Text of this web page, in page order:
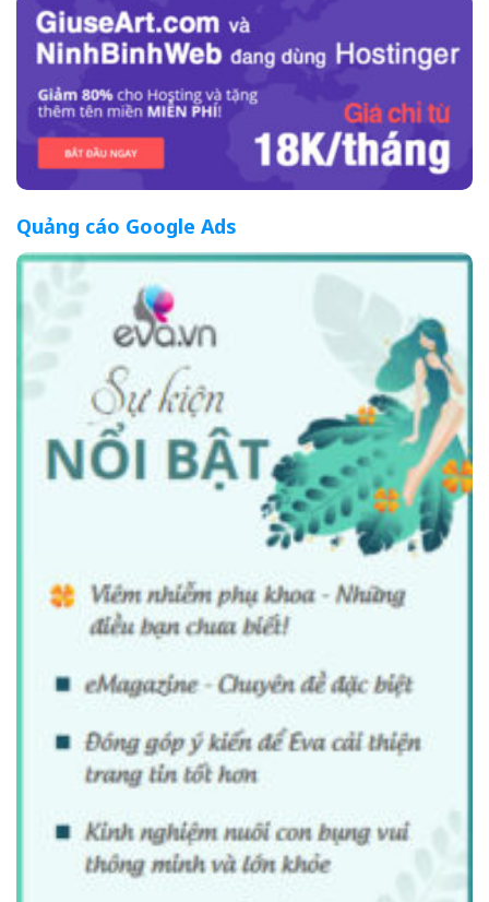
Quảng cáo Google Ads